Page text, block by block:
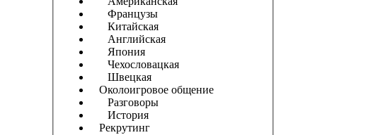
Французы
Китайская
Английская
Япония
Чехословацкая
Швецкая
Околоигровое общение
Разговоры
История
Рекрутинг